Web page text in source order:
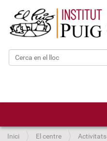
Cerca
Inici El centre Activitats